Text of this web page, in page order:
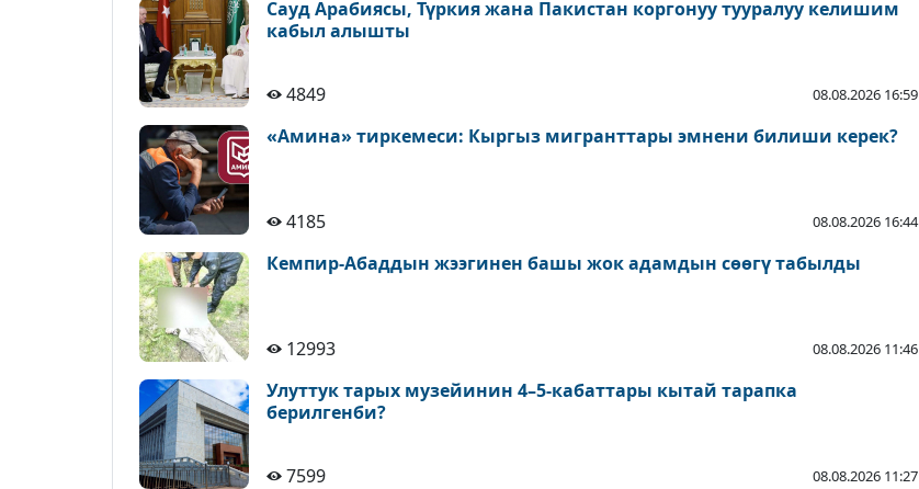
Сауд Арабиясы, Түркия жана Пакистан коргонуу тууралуу келишим
кабыл алышты
4849 08.08.2026 16:59
«Амина» тиркемеси: Кыргыз мигранттары эмнени билиши керек?
4185 08.08.2026 16:44
Кемпир-Абаддын жээгинен башы жок адамдын сөөгү табылды
12993 08.08.2026 11:46
Улуттук тарых музейинин 4–5-кабаттары кытай тарапка
берилгенби?
7599 08.08.2026 11:27